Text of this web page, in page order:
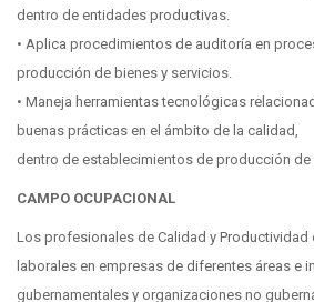
dentro de entidades productivas.
• Aplica procedimientos de auditoría en
producción de bienes y servicios.
• Maneja herramientas tecnológicas
buenas prácticas en el ámbito de la calidad,
dentro de establecimientos de producción de
CAMPO OCUPACIONAL
Los profesionales de Calidad y
laborales en empresas de diferentes áreas e
gubernamentales y organizaciones no